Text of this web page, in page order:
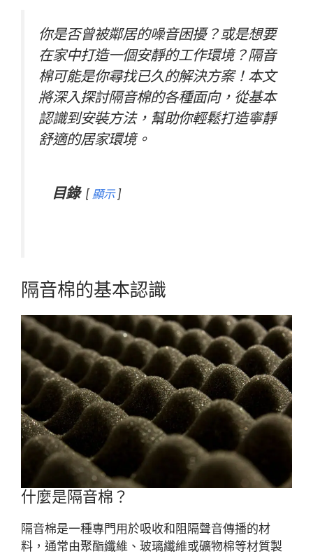
你是否曾被鄰居的噪音困擾？或是想要
在家中打造一個安靜的工作環境？隔音
棉可能是你尋找已久的解決方案！本文
將深入探討隔音棉的各種面向，從基本
認識到安裝方法，幫助你輕鬆打造寧靜
舒適的居家環境。
目錄 顯示
隔音棉的基本認識
什麼是隔音棉？
隔音棉是一種專門用於吸收和阻隔聲音傳播的材
料，通常由聚酯纖維、玻璃纖維或礦物棉等材質製